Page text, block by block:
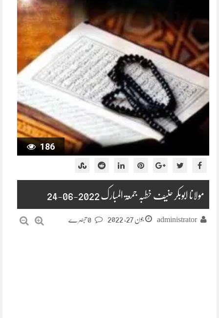
186
مولانا ابوبکر حنیف خطبہ جمعۃ المبارک 2022-06-24
administrator جون 27, 2022